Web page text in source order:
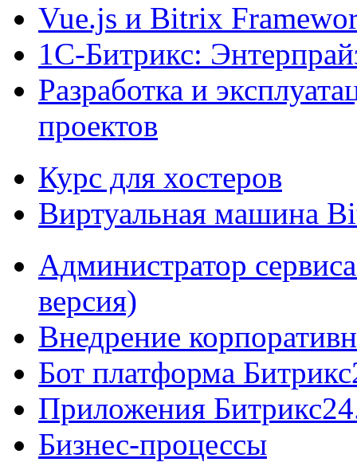
Vue.js и Bitrix
1С-Битрикс:
Разработка и
проектов
Курс для хостеров
Виртуальная машина
Администратор
версия)
Внедрение
Бот платформа
Приложения
Бизнес-процессы